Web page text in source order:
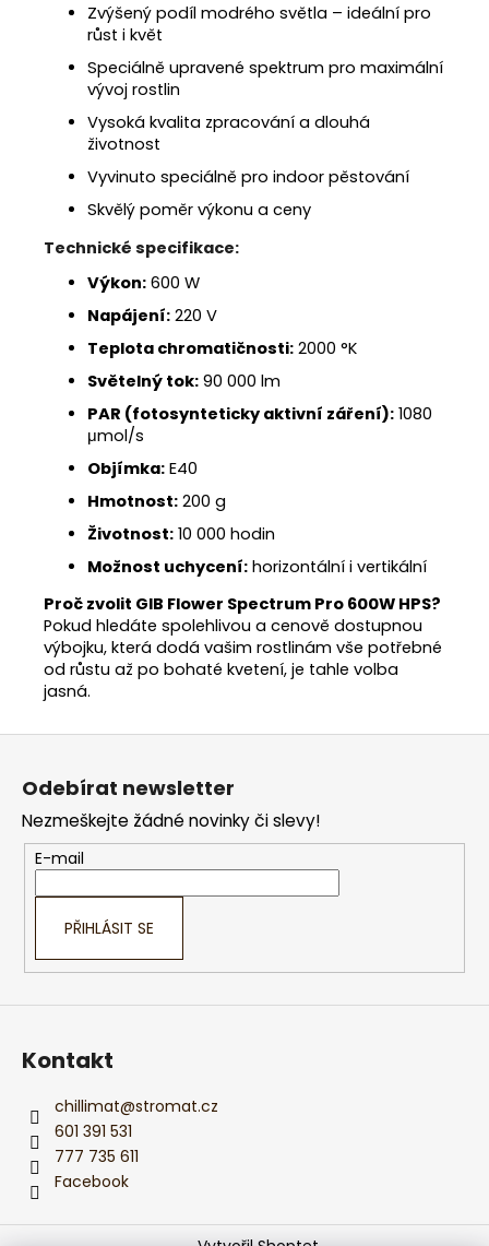
Zvýšený podíl modrého světla – ideální pro
růst i květ
Speciálně upravené spektrum pro maximální
vývoj rostlin
Vysoká kvalita zpracování a dlouhá
životnost
Vyvinuto speciálně pro indoor pěstování
Skvělý poměr výkonu a ceny
Technické specifikace:
Výkon: 600 W
Napájení: 220 V
Teplota chromatičnosti: 2000 °K
Světelný tok: 90 000 lm
PAR (fotosynteticky aktivní záření): 1080
μmol/s
Objímka: E40
Hmotnost: 200 g
Životnost: 10 000 hodin
Možnost uchycení: horizontální i vertikální
Proč zvolit GIB Flower Spectrum Pro 600W HPS?
Pokud hledáte spolehlivou a cenově dostupnou
výbojku, která dodá vašim rostlinám vše potřebné
od růstu až po bohaté kvetení, je tahle volba
jasná.
Z
Odebírat newsletter
Nezmeškejte žádné novinky či slevy!
E-mail
PŘIHLÁSIT SE
Kontakt
chillimat@stromat.cz
601 391 531
777 735 611
Facebook